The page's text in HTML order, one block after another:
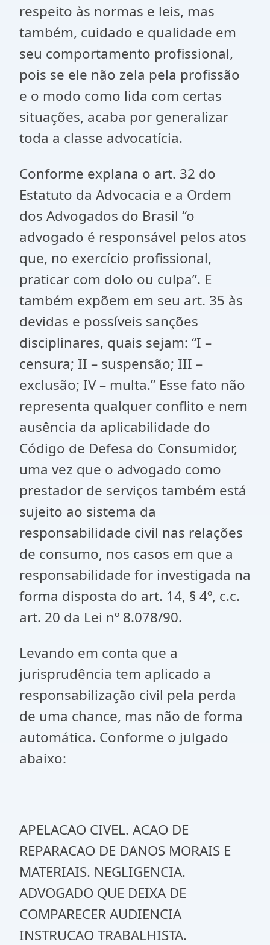
respeito às normas e leis, mas
também, cuidado e qualidade em
seu comportamento profissional,
pois se ele não zela pela profissão
e o modo como lida com certas
situações, acaba por generalizar
toda a classe advocatícia.
Conforme explana o art. 32 do
Estatuto da Advocacia e a Ordem
dos Advogados do Brasil “o
advogado é responsável pelos atos
que, no exercício profissional,
praticar com dolo ou culpa”. E
também expõem em seu art. 35 às
devidas e possíveis sanções
disciplinares, quais sejam: “I –
censura; II – suspensão; III –
exclusão; IV – multa.” Esse fato não
representa qualquer conflito e nem
ausência da aplicabilidade do
Código de Defesa do Consumidor,
uma vez que o advogado como
prestador de serviços também está
sujeito ao sistema da
responsabilidade civil nas relações
de consumo, nos casos em que a
responsabilidade for investigada na
forma disposta do art. 14, § 4º, c.c.
art. 20 da Lei nº 8.078/90.
Levando em conta que a
jurisprudência tem aplicado a
responsabilização civil pela perda
de uma chance, mas não de forma
automática. Conforme o julgado
abaixo:
APELACAO CIVEL. ACAO DE
REPARACAO DE DANOS MORAIS E
MATERIAIS. NEGLIGENCIA.
ADVOGADO QUE DEIXA DE
COMPARECER AUDIENCIA
INSTRUCAO TRABALHISTA.